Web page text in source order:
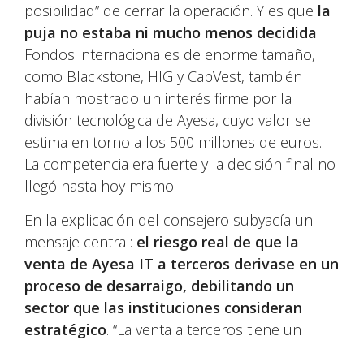
posibilidad” de cerrar la operación. Y es que la
puja no estaba ni mucho menos decidida.
Fondos internacionales de enorme tamaño,
como Blackstone, HIG y CapVest, también
habían mostrado un interés firme por la
división tecnológica de Ayesa, cuyo valor se
estima en torno a los 500 millones de euros.
La competencia era fuerte y la decisión final no
llegó hasta hoy mismo.
En la explicación del consejero subyacía un
mensaje central: el riesgo real de que la
venta de Ayesa IT a terceros derivase en un
proceso de desarraigo, debilitando un
sector que las instituciones consideran
estratégico. “La venta a terceros tiene un